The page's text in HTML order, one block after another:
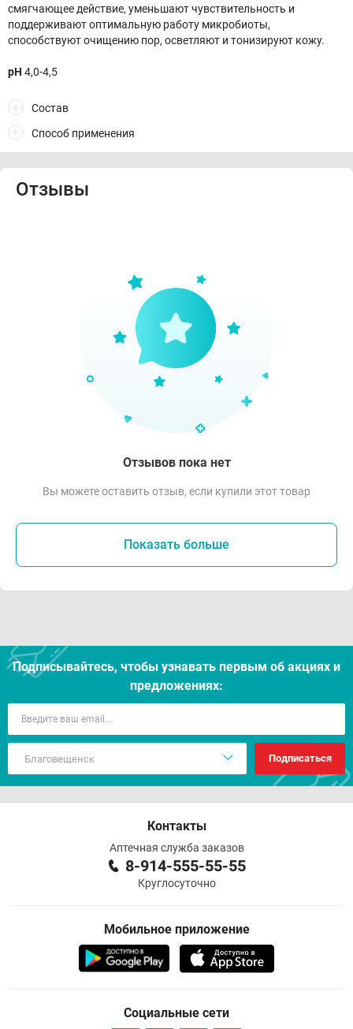
смягчающее действие, уменьшают чувствительность и
поддерживают оптимальную работу микробиоты,
способствуют очищению пор, осветляют и тонизируют кожу.
рН 4,0-4,5
Состав
Способ применения
Отзывы
Отзывов пока нет
Вы можете оставить отзыв, если купили этот товар
Показать больше
Подписывайтесь, чтобы узнавать первым об акцияx и
предложениях:
Подписаться
Контакты
Аптечная служба заказов
8-914-555-55-55
Круглосуточно
Мобильное приложение
Социальные сети